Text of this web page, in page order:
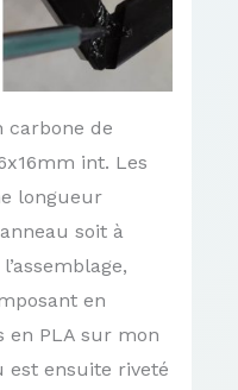
carbone de
int. Les
longueur
soit à
en
en PLA sur mon
est ensuite riveté